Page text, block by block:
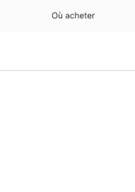
Où acheter